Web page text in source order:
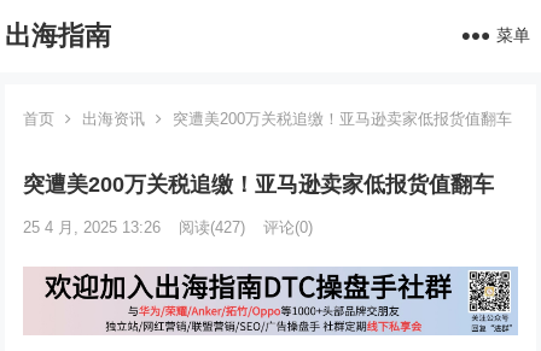
出海指南 菜单
首页 出海资讯 突遭美200万关税追缴！亚马逊卖家低报货值翻车
突遭美200万关税追缴！亚马逊卖家低报货值翻车
25 4 月, 2025 13:26 阅读(427) 评论(0)